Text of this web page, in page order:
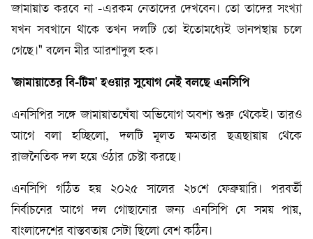
জামায়াত করবে না -এরকম নেতাদের দেখবেন। তো তাদের সংখ্যা
যখন সবখানে থাকে তখন দলটি তো ইতোমধ্যেই ডানপন্থায় চলে
গেছে।" বলেন মীর আরশাদুল হক।
'জামায়াতের বি-টিম' হওয়ার সুযোগ নেই বলছে এনসিপি
এনসিপির সঙ্গে জামায়াতঘেঁষা অভিযোগ অবশ্য শুরু থেকেই। তারও
আগে বলা হচ্ছিলো, দলটি মূলত ক্ষমতার ছত্রছায়ায় থেকে
রাজনৈতিক দল হয়ে ওঠার চেষ্টা করছে।
এনসিপি গঠিত হয় ২০২৫ সালের ২৮শে ফেব্রুয়ারি। পরবর্তী
নির্বাচনের আগে দল গোছানোর জন্য এনসিপি যে সময় পায়,
বাংলাদেশের বাস্তবতায় সেটা ছিলো বেশ কঠিন।